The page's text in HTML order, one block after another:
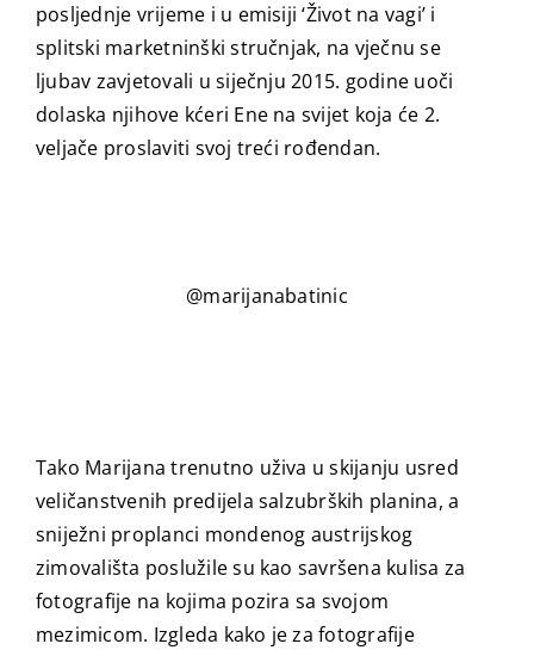
posljednje vrijeme i u emisiji ‘Život na vagi’ i
splitski marketninški stručnjak, na vječnu se
ljubav zavjetovali u siječnju 2015. godine uoči
dolaska njihove kćeri Ene na svijet koja će 2.
veljače proslaviti svoj treći rođendan.
@marijanabatinic
Tako Marijana trenutno uživa u skijanju usred
veličanstvenih predijela salzubrških planina, a
sniježni proplanci mondenog austrijskog
zimovališta poslužile su kao savršena kulisa za
fotografije na kojima pozira sa svojom
mezimicom. Izgleda kako je za fotografije